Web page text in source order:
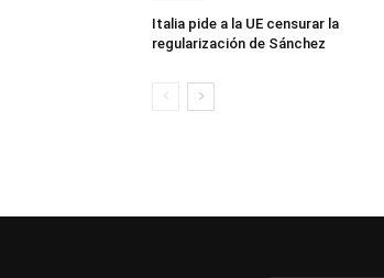
Italia pide a la UE censurar la
regularización de Sánchez